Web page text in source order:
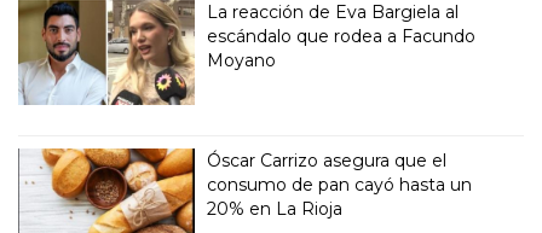
La reacción de Eva Bargiela al
escándalo que rodea a Facundo
Moyano
Óscar Carrizo asegura que el
consumo de pan cayó hasta un
20% en La Rioja